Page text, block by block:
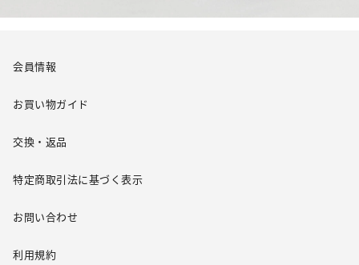
会員情報
お買い物ガイド
交換・返品
特定商取引法に基づく表示
お問い合わせ
利用規約